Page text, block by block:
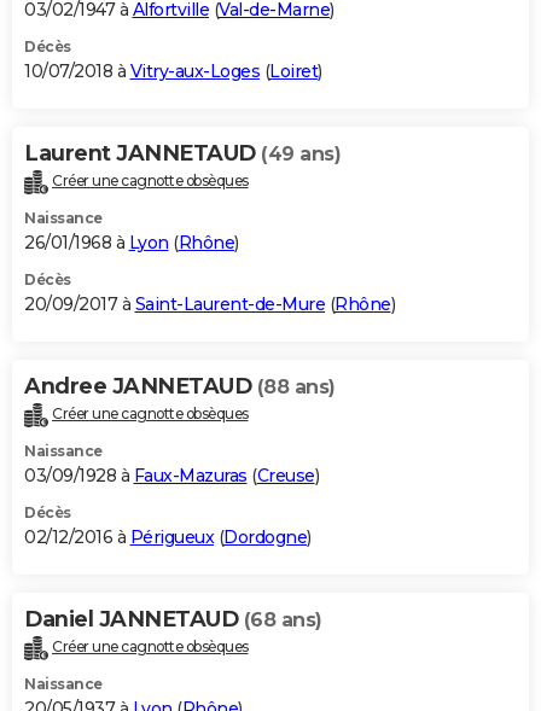
03/02/1947 à Alfortville (Val-de-Marne)
Décès
10/07/2018 à Vitry-aux-Loges (Loiret)
Laurent JANNETAUD (49 ans)
Créer une cagnotte obsèques
Naissance
26/01/1968 à Lyon (Rhône)
Décès
20/09/2017 à Saint-Laurent-de-Mure (Rhône)
Andree JANNETAUD (88 ans)
Créer une cagnotte obsèques
Naissance
03/09/1928 à Faux-Mazuras (Creuse)
Décès
02/12/2016 à Périgueux(Dordogne)
Daniel JANNETAUD (68 ans)
Créer une cagnotte obsèques
Naissance